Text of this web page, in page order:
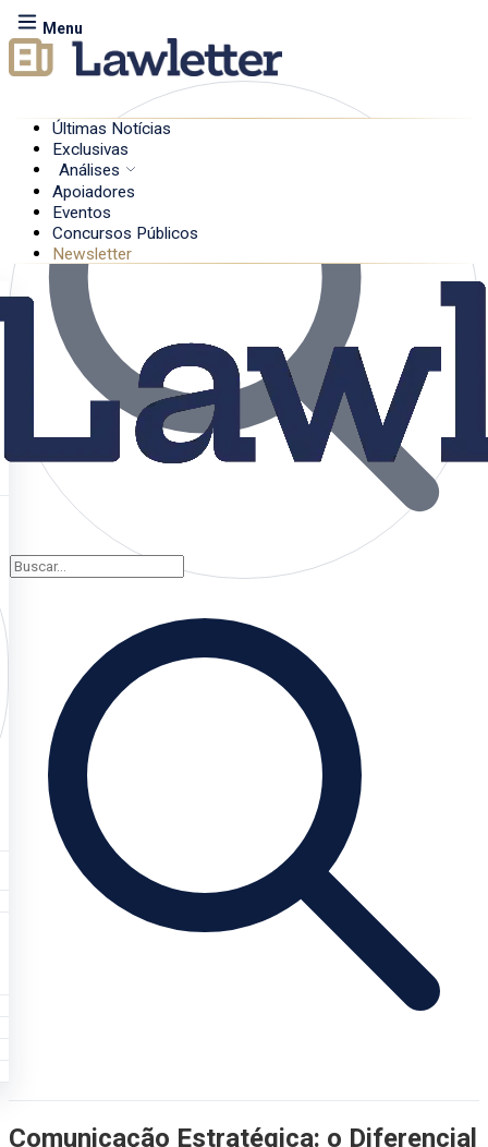
Menu
Últimas Notícias
Exclusivas
Análises
Apoiadores
Eventos
Concursos Públicos
Newsletter
Comunicação Estratégica: o Diferencial